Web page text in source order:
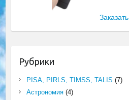
Заказать
Рубрики
PISA, PIRLS, TIMSS, TALIS (7)
Астрономия(4)